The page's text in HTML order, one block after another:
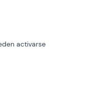
activarse